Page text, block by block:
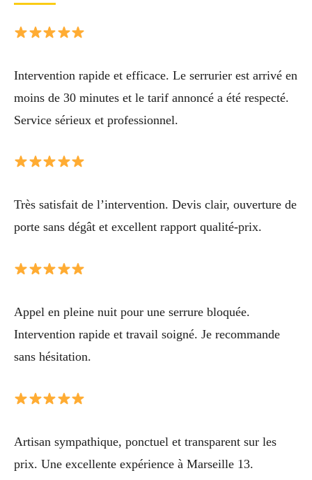
Intervention rapide et efficace. Le serrurier est arrivé en
moins de 30 minutes et le tarif annoncé a été respecté.
Service sérieux et professionnel.
Très satisfait de l’intervention. Devis clair, ouverture de
porte sans dégât et excellent rapport qualité-prix.
Appel en pleine nuit pour une serrure bloquée.
Intervention rapide et travail soigné. Je recommande
sans hésitation.
Artisan sympathique, ponctuel et transparent sur les
prix. Une excellente expérience à Marseille 13.